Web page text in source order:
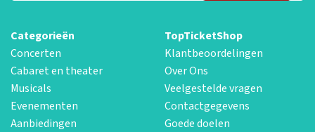
Categorieën
Concerten
Cabaret en theater
Musicals
Evenementen
Aanbiedingen
TopTicketShop
Klantbeoordelingen
Over Ons
Veelgestelde vragen
Contactgegevens
Goede doelen